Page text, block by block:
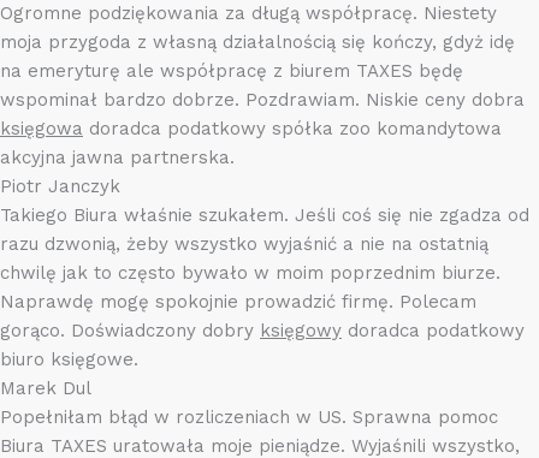
Ogromne podziękowania za długą współpracę. Niestety
moja przygoda z własną działalnością się kończy, gdyż idę
na emeryturę ale współpracę z biurem TAXES będę
wspominał bardzo dobrze. Pozdrawiam. Niskie ceny dobra
księgowa doradca podatkowy spółka zoo komandytowa
akcyjna jawna partnerska.
Piotr Janczyk
Takiego Biura właśnie szukałem. Jeśli coś się nie zgadza od
razu dzwonią, żeby wszystko wyjaśnić a nie na ostatnią
chwilę jak to często bywało w moim poprzednim biurze.
Naprawdę mogę spokojnie prowadzić firmę. Polecam
gorąco. Doświadczony dobry księgowy doradca podatkowy
biuro księgowe.
Marek Dul
Popełniłam błąd w rozliczeniach w US. Sprawna pomoc
Biura TAXES uratowała moje pieniądze. Wyjaśnili wszystko,